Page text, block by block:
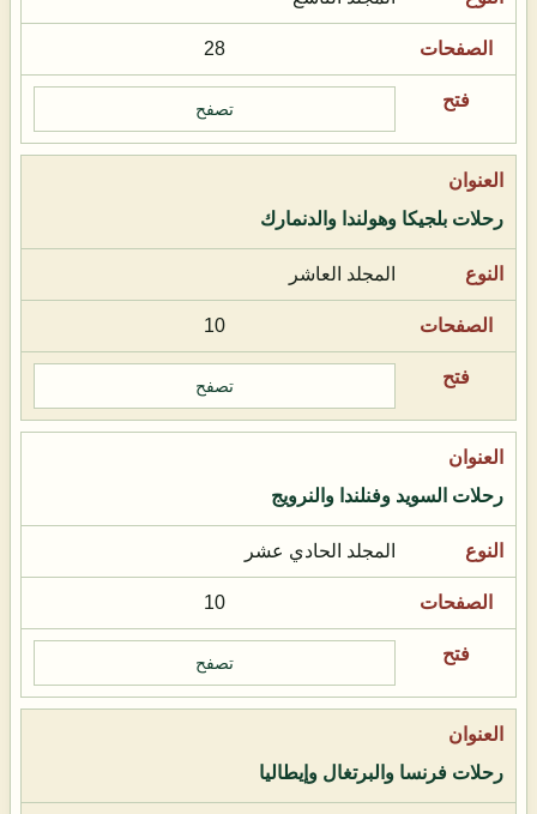
28
تصفح
رحلات بلجيكا وهولندا والدنمارك
المجلد العاشر
10
تصفح
رحلات السويد وفنلندا والنرويج
المجلد الحادي عشر
10
تصفح
رحلات فرنسا والبرتغال وإيطاليا